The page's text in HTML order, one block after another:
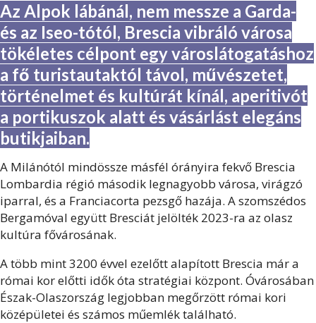
Az Alpok lábánál, nem messze a Garda-
és az Iseo-tótól, Brescia vibráló városa
tökéletes célpont egy városlátogatáshoz
a fő turistautaktól távol, művészetet,
történelmet és kultúrát kínál, aperitivót
a portikuszok alatt és vásárlást elegáns
butikjaiban.
A Milánótól mindössze másfél órányira fekvő Brescia
Lombardia régió második legnagyobb városa, virágzó
iparral, és a Franciacorta pezsgő hazája. A szomszédos
Bergamóval együtt Bresciát jelölték 2023-ra az olasz
kultúra fővárosának.
A több mint 3200 évvel ezelőtt alapított Brescia már a
római kor előtti idők óta stratégiai központ. Óvárosában
Észak-Olaszország legjobban megőrzött római kori
középületei és számos műemlék található.